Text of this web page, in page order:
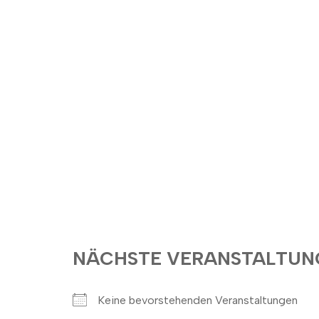
NÄCHSTE
Keine bevorstehenden Veranstaltungen